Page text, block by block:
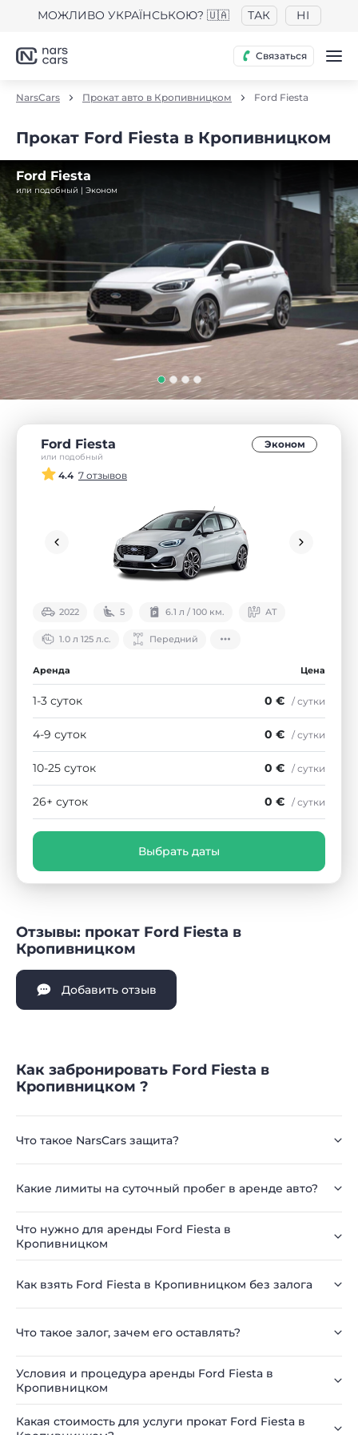
МОЖЛИВО УКРАЇНСЬКОЮ? 🇺🇦 ТАК НІ
Связаться
NarsCars Прокат авто в Кропивницком Ford Fiesta
Прокат Ford Fiesta в Кропивницком
Ford Fiesta
или подобный | Эконом
Ford Fiesta
или подобный
Эконом
4.4 7 отзывов
2022 5 6.1 л / 100 км. АТ
1.0 л 125 л.с. Передний
Аренда Цена
1-3 суток 0 € / сутки
4-9 суток 0 € / сутки
10-25 суток 0 € / сутки
26+ суток 0 € / сутки
Выбрать даты
Отзывы: прокат Ford Fiesta в
Кропивницком
Добавить отзыв
Как забронировать Ford Fiesta в
Кропивницком ?
Что такое NarsCars защита?
Какие лимиты на суточный пробег в аренде авто?
Что нужно для аренды Ford Fiesta в
Кропивницком
Как взять Ford Fiesta в Кропивницком без залога
Что такое залог, зачем его оставлять?
Условия и процедура аренды Ford Fiesta в
Кропивницком
Какая стоимость для услуги прокат Ford Fiesta в